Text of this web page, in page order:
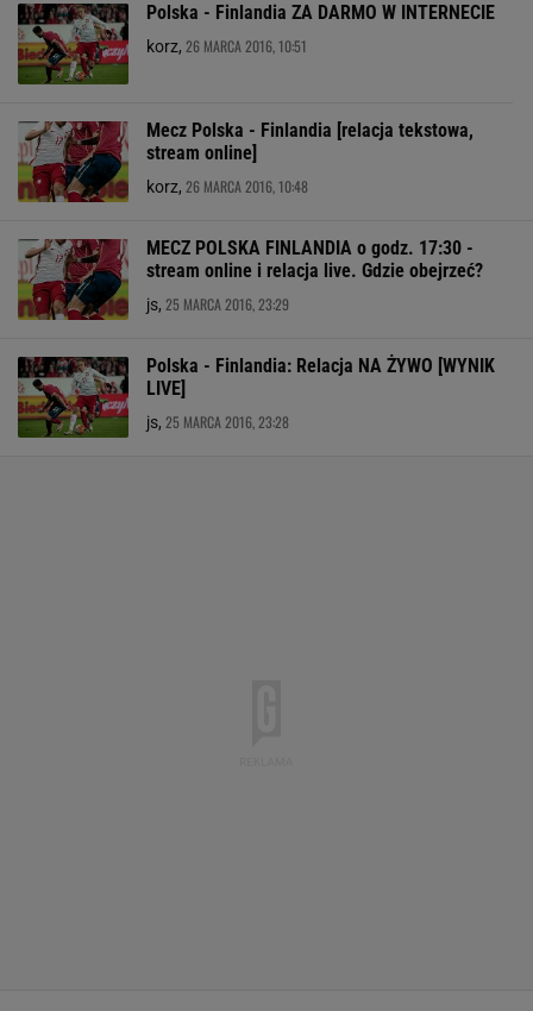
Polska - Finlandia ZA DARMO W INTERNECIE
korz, 26 MARCA 2016, 10:51
Mecz Polska - Finlandia [relacja tekstowa,
stream online]
korz, 26 MARCA 2016, 10:48
MECZ POLSKA FINLANDIA o godz. 17:30 -
stream online i relacja live. Gdzie obejrzeć?
js, 25 MARCA 2016, 23:29
Polska - Finlandia: Relacja NA ŻYWO [WYNIK
LIVE]
js, 25 MARCA 2016, 23:28